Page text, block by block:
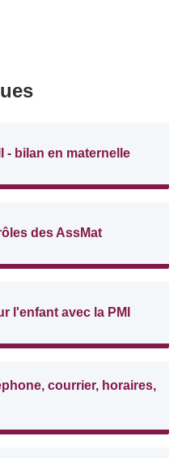
- bilan en maternelle
des AssMat
l'enfant avec la PMI
courrier, horaires,